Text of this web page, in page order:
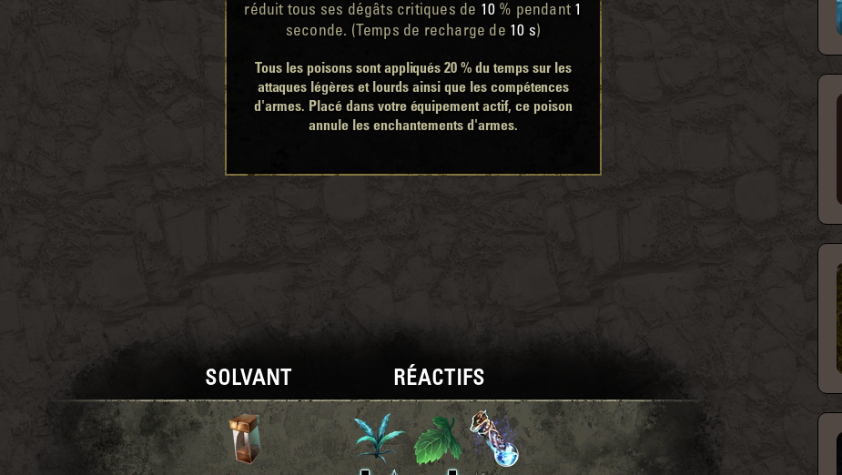
réduit tous ses dégâts critiques de 10 % pendant 1
seconde. (Temps de recharge de 10 s)
Tous les poisons sont appliqués 20 % du temps sur les
attaques légères et lourds ainsi que les compétences
d'armes. Placé dans votre équipement actif, ce poison
annule les enchantements d'armes.
SOLVANT RÉACTIFS